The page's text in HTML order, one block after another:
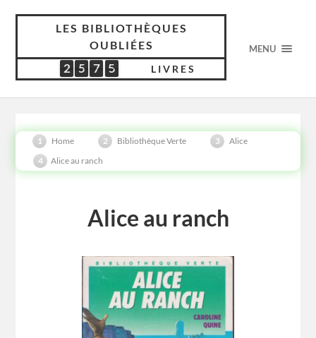
LES BIBLIOTHÈQUES
OUBLIÉES
2
5
2 5
6
5 7
2
7 5
4
5 LIVRES
MENU
Home Bibliothèque Verte
Alice
Alice au ranch
Alice au ranch